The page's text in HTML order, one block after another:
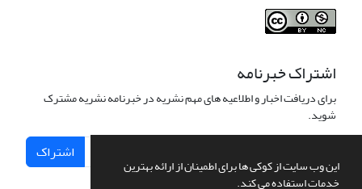
این وب سایت از کوکی ها برای اطمینان از ارائه بهترین
خدمات استفاده می کند.
اشتراک خبرنامه
برای دریافت اخبار و اطلاعیه های مهم نشریه در خبرنامه نشریه مشترک
شوید.
اشتراک